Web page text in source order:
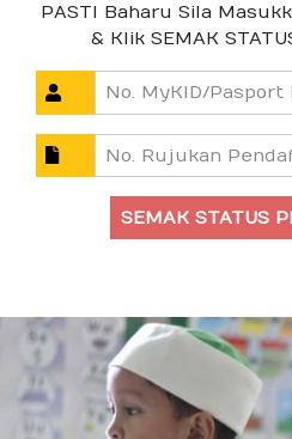
PASTI Baharu Sila
& Klik SEMAK
SEMAK STATUS